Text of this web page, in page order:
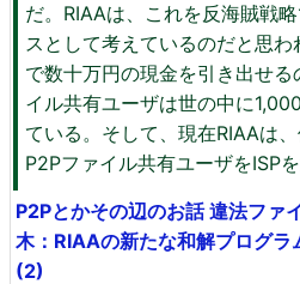
だ。RIAAは、これを反海賊戦
スとして考えているのだと思わ
で数十万円の現金を引き出せ
イル共有ユーザは世の中に
ている。そして、現在RIAAは、
P2Pファイル共有ユーザをISP
P2Pとかその辺のお話 違法ファ
木：RIAAの新たな和解プログラ
(2)